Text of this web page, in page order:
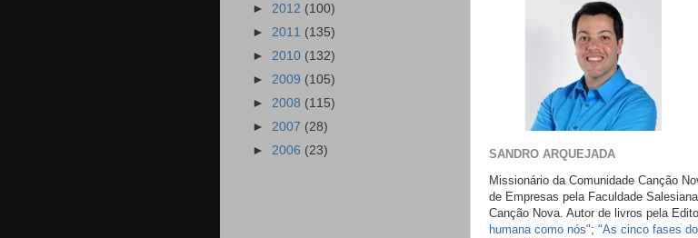
SANDRO ARQUEJADA
Missionário da Comunidade Canção
de Empresas pela Faculdade
Canção Nova. Autor de livros pela
humana como nós"; "As cinco fases
► 2012 (100)
► 2011 (135)
► 2010 (132)
► 2009 (105)
► 2008 (115)
► 2007 (28)
► 2006 (23)